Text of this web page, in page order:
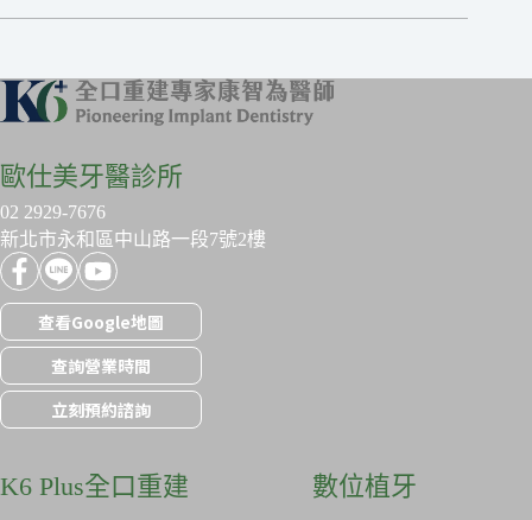
歐仕美牙醫診所
02 2929-7676
新北市永和區中山路一段7號2樓
查看Google地圖
查詢營業時間
立刻預約諮詢
K6 Plus全口重建 數位植牙